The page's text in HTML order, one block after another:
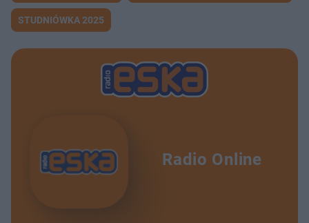
STUDNIÓWKA 2025
Radio Online